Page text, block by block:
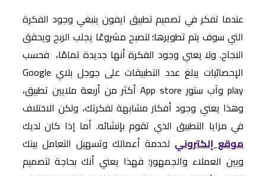
عندما تفكر في تصميم تطبيق ايفون ينبغي وجود الفكرة
التي سوف يتم تطويرها؛ لتصبح مشروعًا يجلب الربح ويحقق
النجاح. ولا يعني وجود الفكرة أنها جديدة تمامًا، فحسب
الإحصائيات يبلغ عدد التطبيقات على جوجل بلاي Google
play وآب ستور App store أكثر من أربعة ملايين تطبيق،
وهذا يعني وجود أفكار مشابهة لفكرتك، ولكن الاختلاف
في مزايا التطبيق الذي تقوم بإنشائه. أما إذا كان لديك
موقع إلكتروني لخدمة أعمالك وتسهيل التعامل بينك
وبين العملاء والجمهور؛ فهذا يعني أنك بحاجة لتصميم